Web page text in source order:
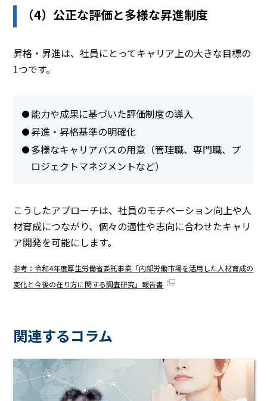
（4）公正な評価と多様な昇進制度
昇格・昇進は、社員にとってキャリア上の大きな目標の
1つです。
能力や成果に基づいた評価制度の導入
昇進・昇格基準の明確化
多様なキャリアパスの用意（管理職、専門職、プ
ロジェクトマネジメントなど）
こうしたアプローチは、社員のモチベーション向上や人
材育成につながり、個々の適性や志向に合わせたキャリ
ア開発を可能にします。
参考：令和4年度厚生労働省委託事業「内部労働市場を活用した人材育成の
変化と今後の在り方に関する調査研究」報告書
関連するコラム